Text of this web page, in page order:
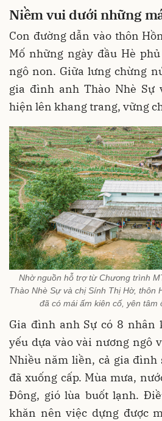
Niềm vui dưới những
Con đường dẫn vào thôn
Mố những ngày đầu Hè
ngô non. Giữa lưng chừng
gia đình anh Thào Nhè
hiện lên khang trang, vững
Nhờ nguồn hỗ trợ từ Chương trình
Thào Nhè Sự và chị Sính Thị Hờ, thôn
đã có mái ấm kiên cố, yên tâm
Gia đình anh Sự có 8 nhân
yếu dựa vào vài nương ngô
Nhiều năm liền, cả gia đình
đã xuống cấp. Mùa mưa,
Đông, gió lùa buốt lạnh.
khăn nên việc dựng được